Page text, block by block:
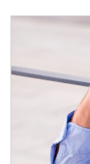
empresariales